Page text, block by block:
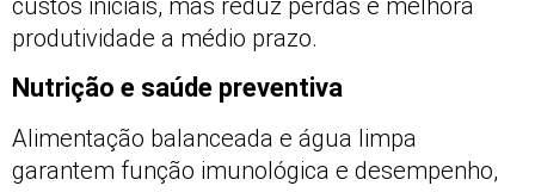
custos iniciais, mas reduz perdas e melhora
produtividade a médio prazo.
Nutrição e saúde preventiva
Alimentação balanceada e água limpa
garantem função imunológica e desempenho,